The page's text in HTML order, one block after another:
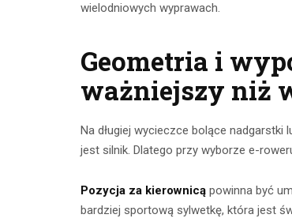
wielodniowych wyprawach.
Geometria i
ważniejszy niż
Na długiej wycieczce bolące
jest silnik. Dlatego przy wyborze e-
Pozycja za kierownicą powinna być
bardziej sportową sylwetkę, która jest